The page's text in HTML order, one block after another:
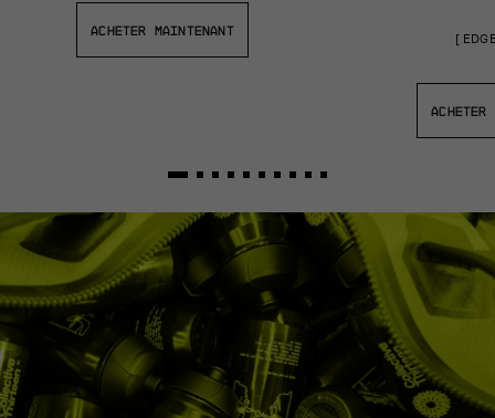
ACHETER MAINTENANT
[
ACHETER